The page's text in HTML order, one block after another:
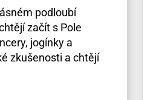
podloubí
začít s Pole
jogínky a
zkušenosti a chtějí